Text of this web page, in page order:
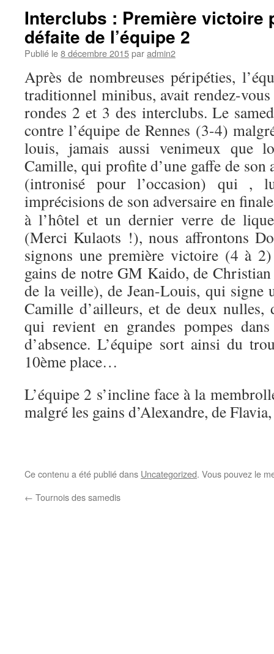
Interclubs : Première victoire
défaite de l’équipe 2
Publié le8 décembre 2015paradmin2
Après de nombreuses péripéties,
traditionnel minibus, avait rendez-
rondes 2 et 3 des interclubs. Le
contre l’équipe de Rennes (3-4)
louis, jamais aussi venimeux que
Camille, qui profite d’une gaffe de son
(intronisé pour l’occasion) qui ,
imprécisions de son adversaire en
à l’hôtel et un dernier verre de
(Merci Kulaots !), nous affrontons
signons une première victoire (4 à 2)
gains de notre GM Kaido, de
de la veille), de Jean-Louis, qui signe
Camille d’ailleurs, et de deux nulles,
qui revient en grandes pompes
d’absence. L’équipe sort ainsi du
10ème place…
L’équipe 2 s’incline face à la
malgré les gains d’Alexandre, de
Ce contenu a été publié dans Uncategorized. Vous pouvez le
← Tournois des samedis